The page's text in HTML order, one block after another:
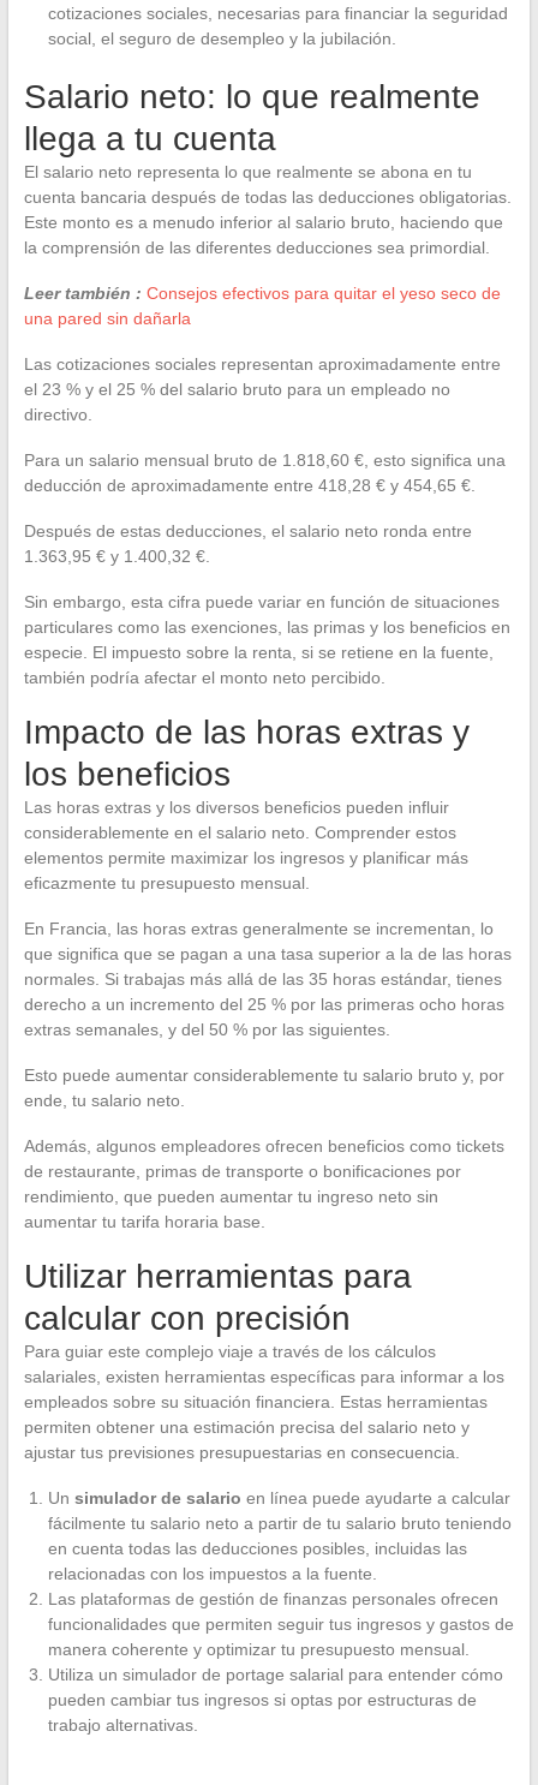
cotizaciones sociales, necesarias para financiar la seguridad
social, el seguro de desempleo y la jubilación.
Salario neto: lo que realmente
llega a tu cuenta
El salario neto representa lo que realmente se abona en tu
cuenta bancaria después de todas las deducciones obligatorias.
Este monto es a menudo inferior al salario bruto, haciendo que
la comprensión de las diferentes deducciones sea primordial.
Leer también : Consejos efectivos para quitar el yeso seco de
una pared sin dañarla
Las cotizaciones sociales representan aproximadamente entre
el 23 % y el 25 % del salario bruto para un empleado no
directivo.
Para un salario mensual bruto de 1.818,60 €, esto significa una
deducción de aproximadamente entre 418,28 € y 454,65 €.
Después de estas deducciones, el salario neto ronda entre
1.363,95 € y 1.400,32 €.
Sin embargo, esta cifra puede variar en función de situaciones
particulares como las exenciones, las primas y los beneficios en
especie. El impuesto sobre la renta, si se retiene en la fuente,
también podría afectar el monto neto percibido.
Impacto de las horas extras y
los beneficios
Las horas extras y los diversos beneficios pueden influir
considerablemente en el salario neto. Comprender estos
elementos permite maximizar los ingresos y planificar más
eficazmente tu presupuesto mensual.
En Francia, las horas extras generalmente se incrementan, lo
que significa que se pagan a una tasa superior a la de las horas
normales. Si trabajas más allá de las 35 horas estándar, tienes
derecho a un incremento del 25 % por las primeras ocho horas
extras semanales, y del 50 % por las siguientes.
Esto puede aumentar considerablemente tu salario bruto y, por
ende, tu salario neto.
Además, algunos empleadores ofrecen beneficios como tickets
de restaurante, primas de transporte o bonificaciones por
rendimiento, que pueden aumentar tu ingreso neto sin
aumentar tu tarifa horaria base.
Utilizar herramientas para
calcular con precisión
Para guiar este complejo viaje a través de los cálculos
salariales, existen herramientas específicas para informar a los
empleados sobre su situación financiera. Estas herramientas
permiten obtener una estimación precisa del salario neto y
ajustar tus previsiones presupuestarias en consecuencia.
Un simulador de salario en línea puede ayudarte a calcular
fácilmente tu salario neto a partir de tu salario bruto teniendo
en cuenta todas las deducciones posibles, incluidas las
relacionadas con los impuestos a la fuente.
Las plataformas de gestión de finanzas personales ofrecen
funcionalidades que permiten seguir tus ingresos y gastos de
manera coherente y optimizar tu presupuesto mensual.
Utiliza un simulador de portage salarial para entender cómo
pueden cambiar tus ingresos si optas por estructuras de
trabajo alternativas.